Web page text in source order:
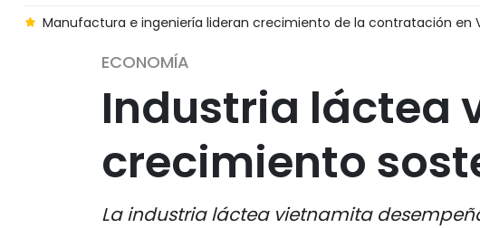
Manufactura e ingeniería lideran crecimiento de la contratación en
ECONOMÍA
Industria láctea
crecimiento
La industria láctea vietnamita